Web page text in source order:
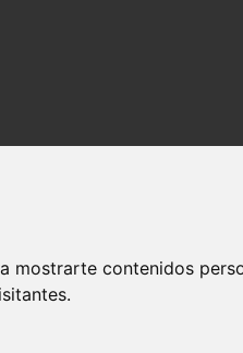
mostrarte contenidos